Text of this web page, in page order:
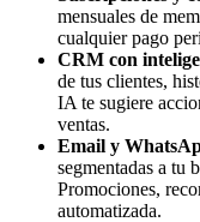
mensuales de
cualquier pago
CRM con
de tus clientes,
IA te sugiere
ventas.
Email y
segmentadas a tu
Promociones,
automatizada.